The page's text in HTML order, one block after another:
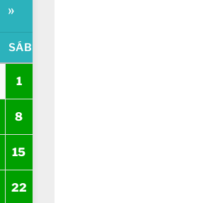
»
SÁB
1
8
15
22